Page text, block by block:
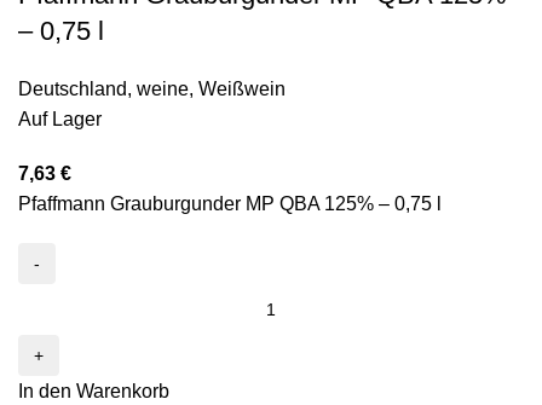
– 0,75 l
Deutschland, weine, Weißwein
Auf Lager
7,63 €
Pfaffmann Grauburgunder MP QBA 125% – 0,75 l
In den Warenkorb